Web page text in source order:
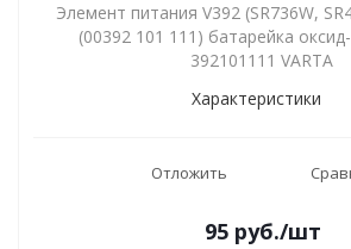
Элемент питания V392 (SR736W,
(00392 101 111) батарейка
392101111 VARTA
Характеристики
Отложить
95руб./шт